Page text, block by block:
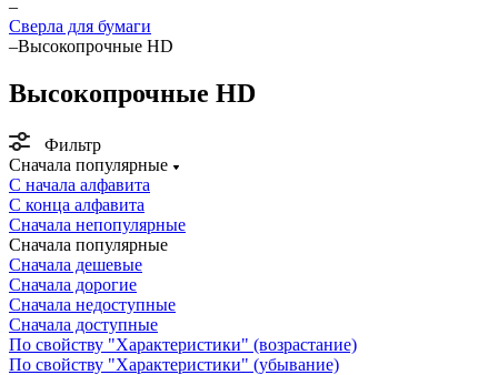
–
Сверла для бумаги
–Высокопрочные HD
Высокопрочные HD
Фильтр
Сначала популярные
С начала алфавита
С конца алфавита
Сначала непопулярные
Сначала популярные
Сначала дешевые
Сначала дорогие
Сначала недоступные
Сначала доступные
По свойству "Характеристики" (возрастание)
По свойству "Характеристики" (убывание)